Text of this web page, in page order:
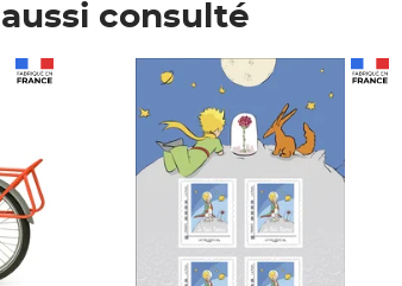
consulté
Prix 7,50€